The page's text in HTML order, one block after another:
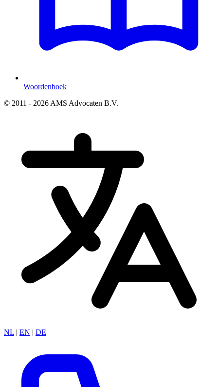
Woordenboek
© 2011 - 2026 AMS Advocaten B.V.
NL | EN | DE